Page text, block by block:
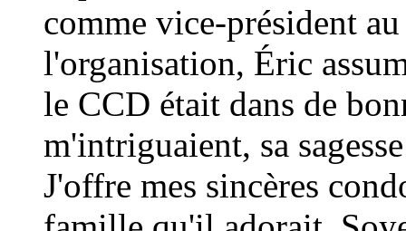
comme vice-président
l'organisation, Éric
le CCD était dans de
m'intriguaient, sa
J'offre mes sincères